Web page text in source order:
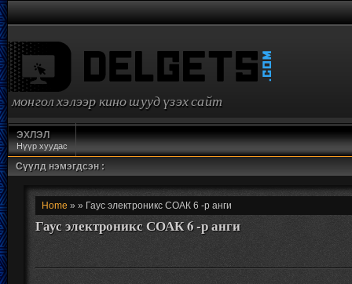
монгол хэлээр кино шууд үзэх сайт
ЭХЛЭЛ
Нүүр хуудас
Сүүлд нэмэгдсэн :
Home » » Гаус электроникс СОАК 6 -р анги
Гаус электроникс СОАК 6 -р анги